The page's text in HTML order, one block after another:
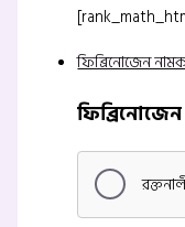
ফিব্রিনোজেন